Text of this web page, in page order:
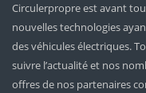
Circulerpropre est avant
nouvelles technologies
des véhicules électriques.
suivre l’actualité et nos
offres de nos partenaires